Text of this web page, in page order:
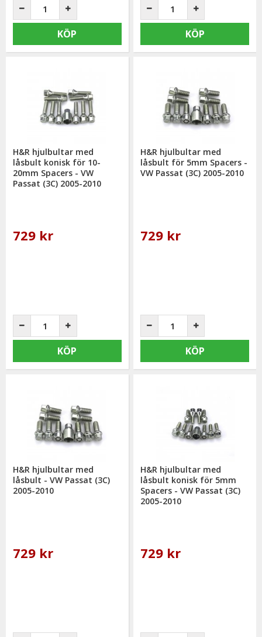
KÖP KÖP
H&R hjulbultar med
låsbult konisk för 10-
20mm Spacers - VW
Passat (3C) 2005-2010
729 kr
KÖP
H&R hjulbultar med
låsbult för 5mm Spacers -
VW Passat (3C) 2005-2010
729 kr
KÖP
H&R hjulbultar med
låsbult - VW Passat (3C)
2005-2010
729 kr
H&R hjulbultar med
låsbult konisk för 5mm
Spacers - VW Passat (3C)
2005-2010
729 kr